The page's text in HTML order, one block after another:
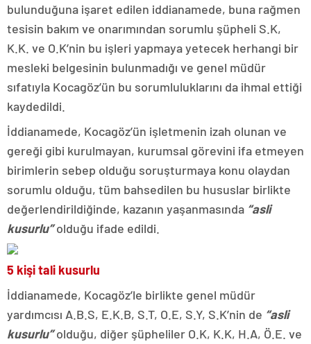
bulunduğuna işaret edilen iddianamede, buna rağmen
tesisin bakım ve onarımından sorumlu şüpheli S.K,
K.K. ve O.K’nin bu işleri yapmaya yetecek herhangi bir
mesleki belgesinin bulunmadığı ve genel müdür
sıfatıyla Kocagöz’ün bu sorumluluklarını da ihmal ettiği
kaydedildi.
İddianamede, Kocagöz’ün işletmenin izah olunan ve
gereği gibi kurulmayan, kurumsal görevini ifa etmeyen
birimlerin sebep olduğu soruşturmaya konu olaydan
sorumlu olduğu, tüm bahsedilen bu hususlar birlikte
değerlendirildiğinde, kazanın yaşanmasında “asli
kusurlu”olduğu ifade edildi.
5 kişi tali kusurlu
İddianamede, Kocagöz’le birlikte genel müdür
yardımcısı A.B.S, E.K.B, S.T, O.E, S.Y, S.K’nin de “asli
kusurlu”olduğu, diğer şüpheliler O.K, K.K, H.A, Ö.E. ve